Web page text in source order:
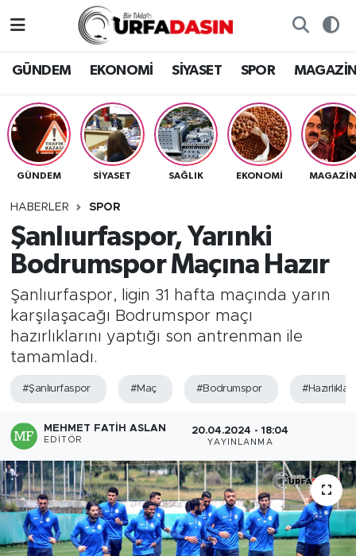
GÜNDEM EKONOMİ SİYASET SPOR
GÜNDEM SİYASET SAĞLIK EKONOMİ
HABERLER SPOR
Şanlıurfaspor, Yarınki
Bodrumspor Maçına Hazır
Şanlıurfaspor, ligin 31 hafta maçında yarın
karşılaşacağı Bodrumspor maçı
hazırlıklarını yaptığı son antrenman ile
tamamladı.
#Şanlıurfaspor #Maç #Bodrumspor #Hazırlıklar
MEHMET FATIH ASLAN
EDITÖR
20.04.2024 - 18:04
YAYINLANMA
EKONOMİ
SİYASET
SPOR
SAĞLIK
TEKNOLOJİ
OTOMOBİL
Gizlilik ve Güvenlik Politikası
İletişim
Nöbetçi Eczaneler
Hava Durumu
Namaz Vakitleri
Trafik Durumu
Süper Lig Puan Durumu ve Fikstür
Tüm Manşetler
Son Dakika Haberleri
Haber Arşivi